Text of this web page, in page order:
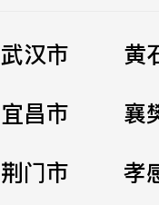
武汉市
黄
宜昌市
襄
荆门市
孝